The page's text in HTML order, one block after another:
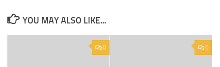
YOU MAY ALSO LIKE...
0 0